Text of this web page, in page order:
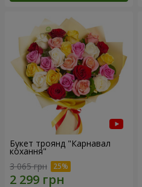
Букет троянд "Карнавал
кохання"
3 065 грн